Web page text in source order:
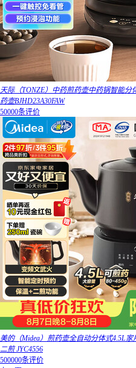
天际（TONZE）中药煎药壶中药锅智能
药壶BJHD23A30FAW
50000条评价
美的（Midea）煎药壶全自动分体式4.5L
二煎 JYC4556
500000条评价